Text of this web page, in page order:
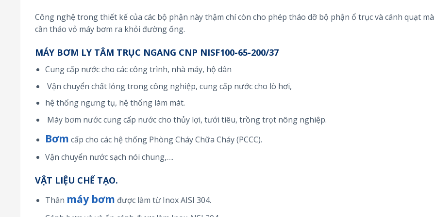
Công nghệ trong thiết kế của các bộ phận này thậm chí còn cho phép tháo dỡ bộ phận ổ trục và cánh quạt
cần tháo vỏ máy bơm ra khỏi đường ống.
MÁY BƠM LY TÂM TRỤC NGANG CNP NISF100-65-200/37
Cung cấp nước cho các công trình, nhà máy, hộ dân
Vận chuyển chất lỏng trong công nghiệp, cung cấp nước cho lò hơi,
hệ thống ngưng tụ, hệ thống làm mát.
Máy bơm nước cung cấp nước cho thủy lợi, tưới tiêu, trồng trọt nông nghiệp.
Bơm cấp cho các hệ thống Phòng Cháy Chữa Cháy (PCCC).
Vận chuyển nước sạch nói chung,….
VẬT LIỆU CHẾ TẠO.
Thân máy bơm được làm từ Inox AISI 304.